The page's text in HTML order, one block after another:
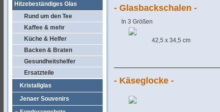
Hitzebeständiges Glas
Rund um den Tee
Kaffee & mehr
Küche & Helfer
Backen & Braten
Gesundheitshelfer
Ersatzteile
Kristallglas
Jenaer Souvenirs
- Glasbackschalen -
In 3 Größen
42,5 x 34,5 cm
- Käseglocke -